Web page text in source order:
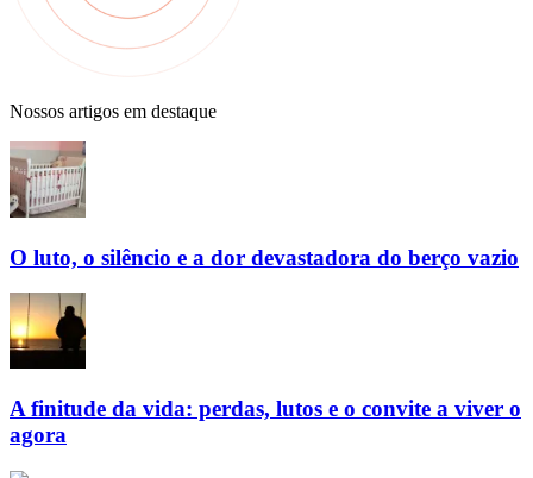
Nossos artigos em destaque
O luto, o silêncio e a dor devastadora do berço vazio
A finitude da vida: perdas, lutos e o convite a viver o
agora